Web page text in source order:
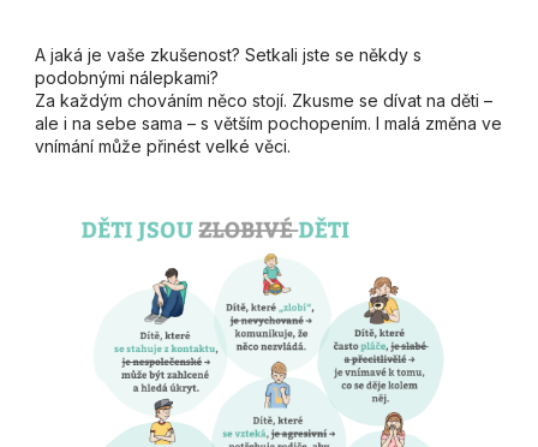
A jaká je vaše zkušenost? Setkali jste se někdy s
podobnými nálepkami?
Za každým chováním něco stojí. Zkusme se dívat na děti –
ale i na sebe sama – s větším pochopením. I malá změna ve
vnímání může přinést velké věci.